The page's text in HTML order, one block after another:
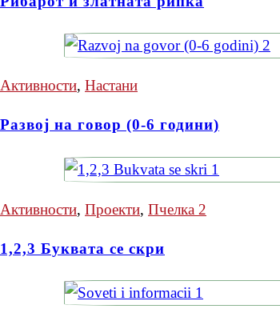
Активности, Настани
Развој на говор (0-6 години)
Активности, Проекти, Пчелка 2
1,2,3 Буквата се скри